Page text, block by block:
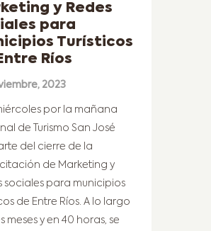
y Redes
para
Turísticos
Ríos
2023
por la mañana
de Turismo San José
del cierre de la
de Marketing y
sociales para municipios
de Entre Ríos. A lo largo
meses y en 40 horas, se